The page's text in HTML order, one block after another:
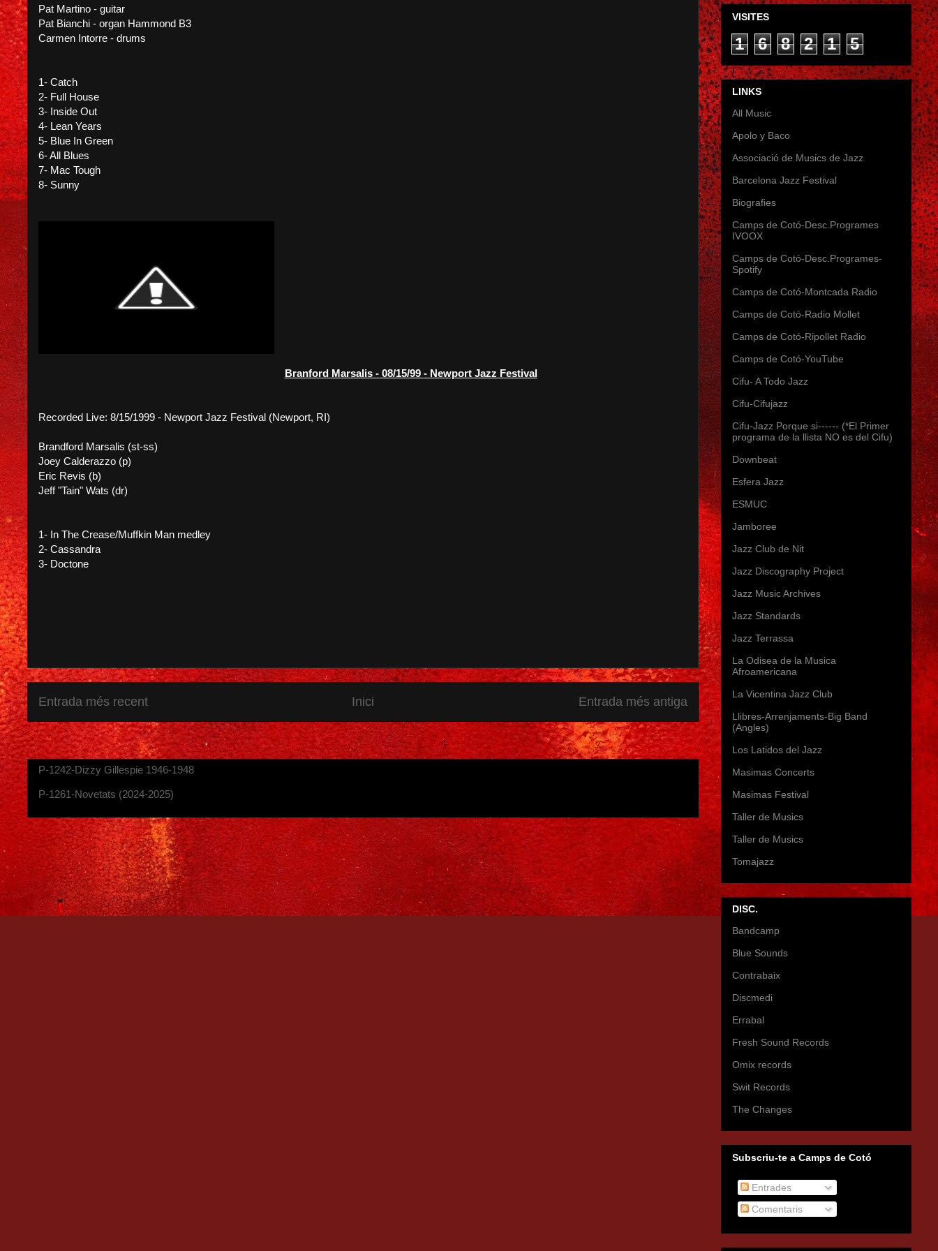
Pat Martino - guitar
Pat Bianchi - organ Hammond B3
Carmen Intorre - drums
1- Catch
2- Full House
3- Inside Out
4- Lean Years
5- Blue In Green
6- All Blues
7- Mac Tough
8- Sunny
Branford Marsalis - 08/15/99 - Newport Jazz Festival
Recorded Live: 8/15/1999 - Newport Jazz Festival (Newport, RI)
Brandford Marsalis (st-ss)
Joey Calderazzo (p)
Eric Revis (b)
Jeff "Tain" Wats (dr)
1- In The Crease/Muffkin Man medley
2- Cassandra
3- Doctone
Entrada més recent Entrada més antiga
Inici
P-1242-Dizzy Gillespie 1946-1948
P-1261-Novetats (2024-2025)
VISITES
1 6 8 2 1 5
LINKS
All Music
Apolo y Baco
Associació de Musics de Jazz
Barcelona Jazz Festival
Biografies
Camps de Cotó-Desc.Programes
IVOOX
Camps de Cotó-Desc.Programes-
Spotify
Camps de Cotó-Montcada Radio
Camps de Cotó-Radio Mollet
Camps de Cotó-Ripollet Radio
Camps de Cotó-YouTube
Cifu- A Todo Jazz
Cifu-Cifujazz
Cifu-Jazz Porque si------ (*El Primer
programa de la llista NO es del Cifu)
Downbeat
Esfera Jazz
ESMUC
Jamboree
Jazz Club de Nit
Jazz Discography Project
Jazz Music Archives
Jazz Standards
Jazz Terrassa
La Odisea de la Musica
Afroamericana
La Vicentina Jazz Club
Llibres-Arrenjaments-Big Band
(Angles)
Los Latidos del Jazz
Masimas Concerts
Masimas Festival
Taller de Musics
Taller de Musics
Tomajazz
DISC.
Bandcamp
Blue Sounds
Contrabaix
Discmedi
Errabal
Fresh Sound Records
Omix records
Swit Records
The Changes
Subscriu-te a Camps de Cotó
Entrades
Comentaris